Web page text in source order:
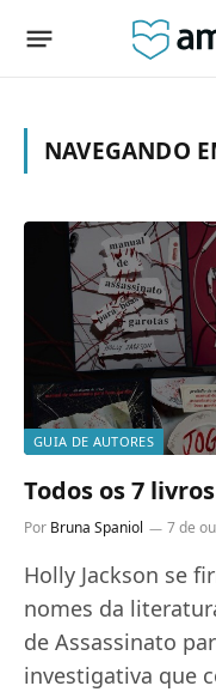
NAVEGANDO
GUIA DE AUTORES
Todos os 7
Por Bruna Spaniol 7 de
Holly Jackson se
nomes da
de Assassinato
investigativa que